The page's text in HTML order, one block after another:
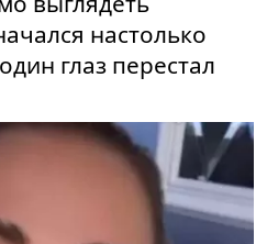
настолько
глаз перестал